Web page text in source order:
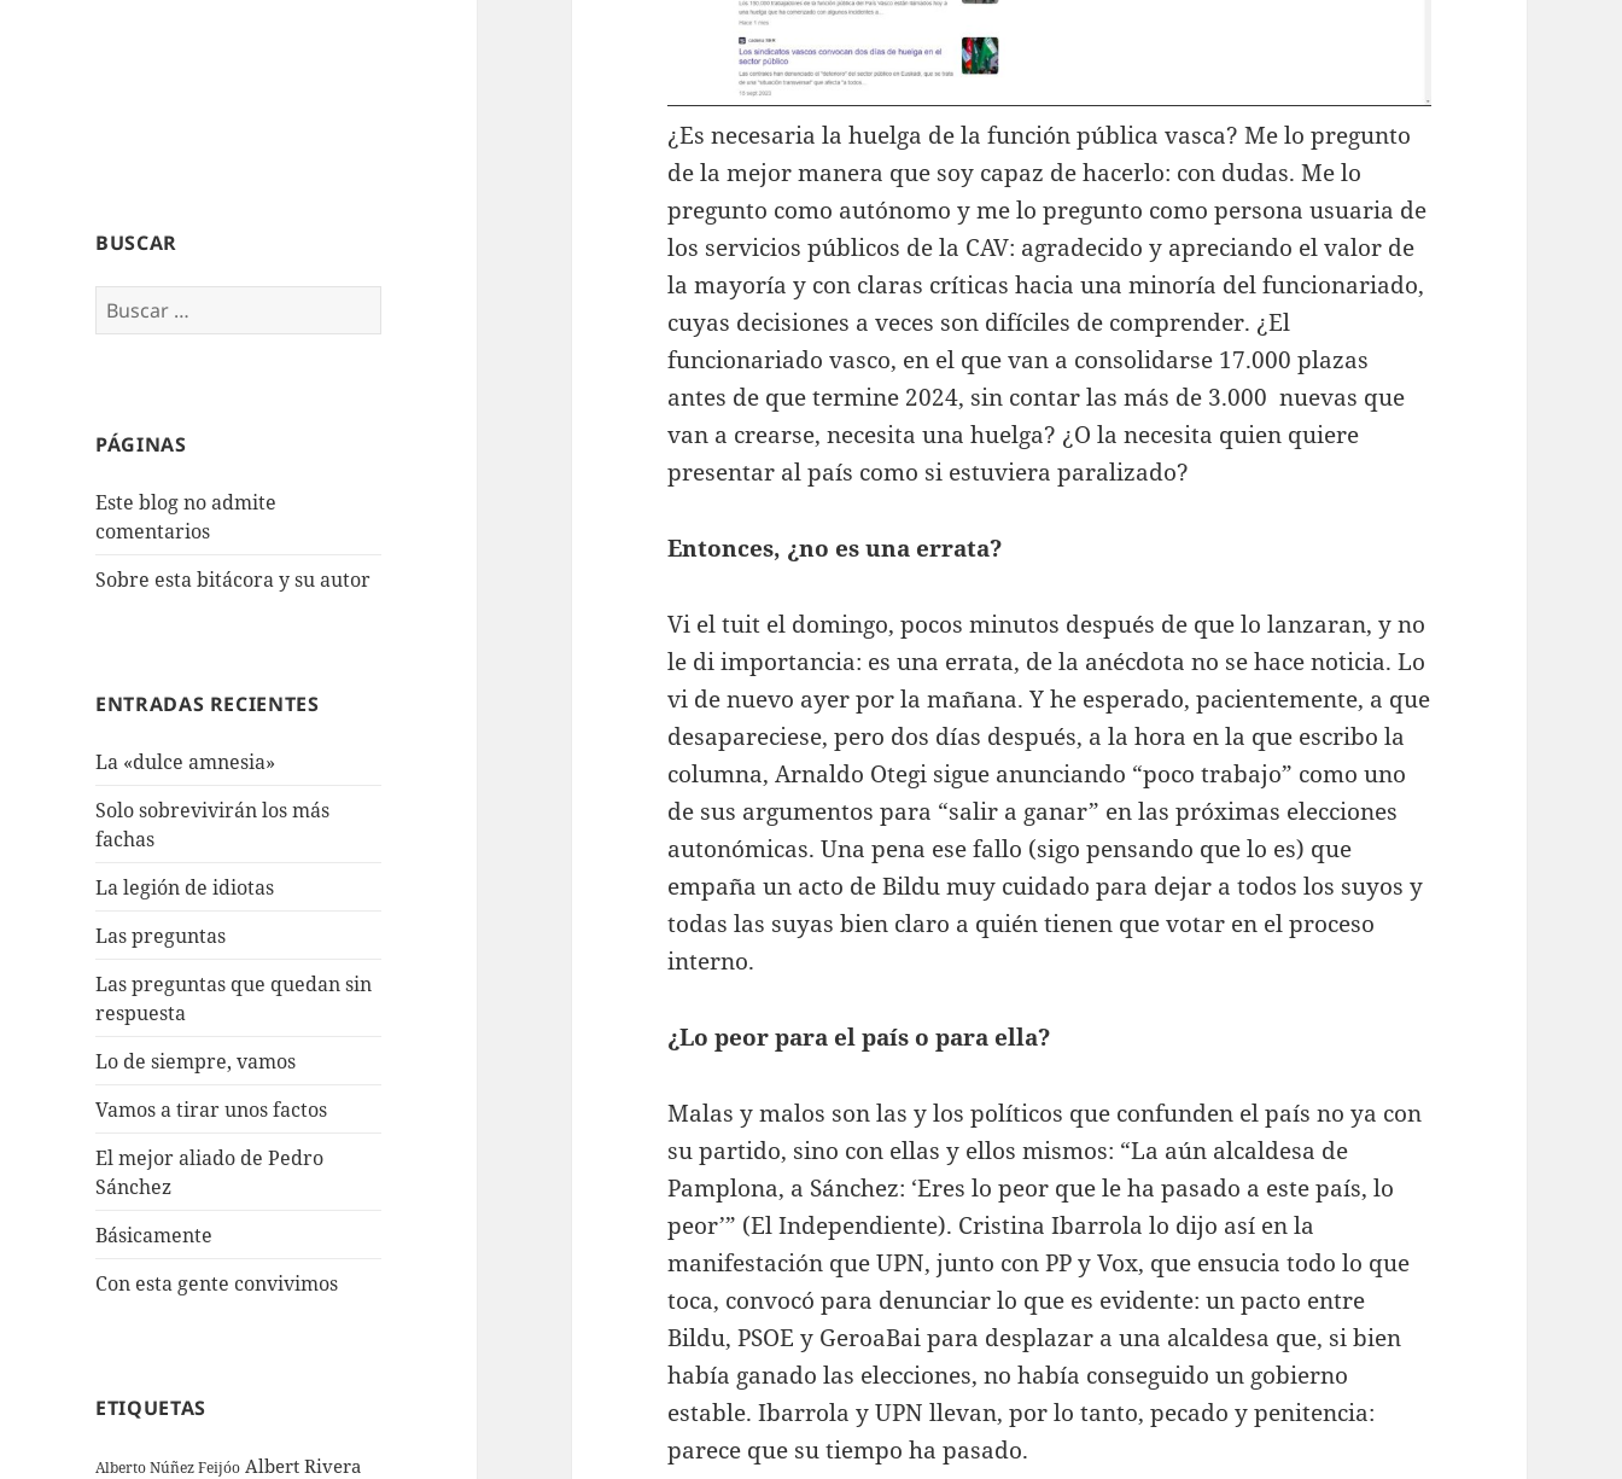
BUSCAR
Buscar:
PÁGINAS
Este blog no admite
comentarios
Sobre esta bitácora y su autor
ENTRADAS RECIENTES
La «dulce amnesia»
Solo sobrevivirán los más
fachas
La legión de idiotas
Las preguntas
Las preguntas que quedan sin
respuesta
Lo de siempre, vamos
Vamos a tirar unos factos
El mejor aliado de Pedro
Sánchez
Básicamente
Con esta gente convivimos
ETIQUETAS
Alberto Núñez Feijóo Albert Rivera
¿Es necesaria la huelga de la función pública vasca? Me lo pregunto
de la mejor manera que soy capaz de hacerlo: con dudas. Me lo
pregunto como autónomo y me lo pregunto como persona usuaria de
los servicios públicos de la CAV: agradecido y apreciando el valor de
la mayoría y con claras críticas hacia una minoría del funcionariado,
cuyas decisiones a veces son difíciles de comprender. ¿El
funcionariado vasco, en el que van a consolidarse 17.000 plazas
antes de que termine 2024, sin contar las más de 3.000 nuevas que
van a crearse, necesita una huelga? ¿O la necesita quien quiere
presentar al país como si estuviera paralizado?
Entonces, ¿no es una errata?
Vi el tuit el domingo, pocos minutos después de que lo lanzaran, y no
le di importancia: es una errata, de la anécdota no se hace noticia. Lo
vi de nuevo ayer por la mañana. Y he esperado, pacientemente, a que
desapareciese, pero dos días después, a la hora en la que escribo la
columna, Arnaldo Otegi sigue anunciando “poco trabajo” como uno
de sus argumentos para “salir a ganar” en las próximas elecciones
autonómicas. Una pena ese fallo (sigo pensando que lo es) que
empaña un acto de Bildu muy cuidado para dejar a todos los suyos y
todas las suyas bien claro a quién tienen que votar en el proceso
interno.
¿Lo peor para el país o para ella?
Malas y malos son las y los políticos que confunden el país no ya con
su partido, sino con ellas y ellos mismos: “La aún alcaldesa de
Pamplona, a Sánchez: ‘Eres lo peor que le ha pasado a este país, lo
peor’” (El Independiente). Cristina Ibarrola lo dijo así en la
manifestación que UPN, junto con PP y Vox, que ensucia todo lo que
toca, convocó para denunciar lo que es evidente: un pacto entre
Bildu, PSOE y GeroaBai para desplazar a una alcaldesa que, si bien
había ganado las elecciones, no había conseguido un gobierno
estable. Ibarrola y UPN llevan, por lo tanto, pecado y penitencia:
parece que su tiempo ha pasado.